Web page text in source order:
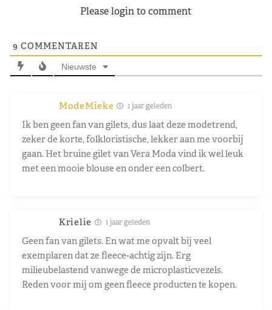
Please login to comment
9 COMMENTAREN
Nieuwste
ModeMieke 1 jaar geleden
Ik ben geen fan van gilets, dus laat deze modetrend,
zeker de korte, folkloristische, lekker aan me voorbij
gaan. Het bruine gilet van Vera Moda vind ik wel leuk
met een mooie blouse en onder een colbert.
Krielie 1 jaar geleden
Geen fan van gilets. En wat me opvalt bij veel
exemplaren dat ze fleece-achtig zijn. Erg
milieubelastend vanwege de microplasticvezels.
Reden voor mij om geen fleece producten te kopen.